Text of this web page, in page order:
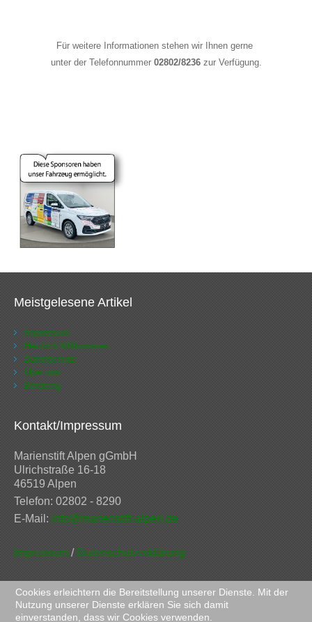
Für weitere Informationen stehen wir Ihnen gerne
unter der Telefonnummer 02802/8236zur Verfügung.
Meistgelesene Artikel
Impressum
Herzlich Willkommen
Datenschutz
Über uns
Beratung
Kontakt/Impressum
Marienstift Alpen gGmbH
Ulrichstraße 16-18
46519 Alpen
Telefon: 02802 - 8290
E-Mail: info@marienstift-alpen.de
Impressum / Datenschutzerklärung
Cookies erleichtern die Bereitstellung unserer Dienste. Mit der
Nutzung unserer Dienste erklären Sie sich damit
einverstanden, dass wir Cookies verwenden.